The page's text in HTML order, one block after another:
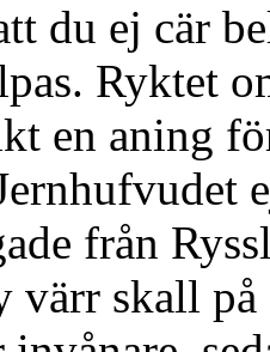
du ej cär
Ryktet
en aning
från
värr skall på